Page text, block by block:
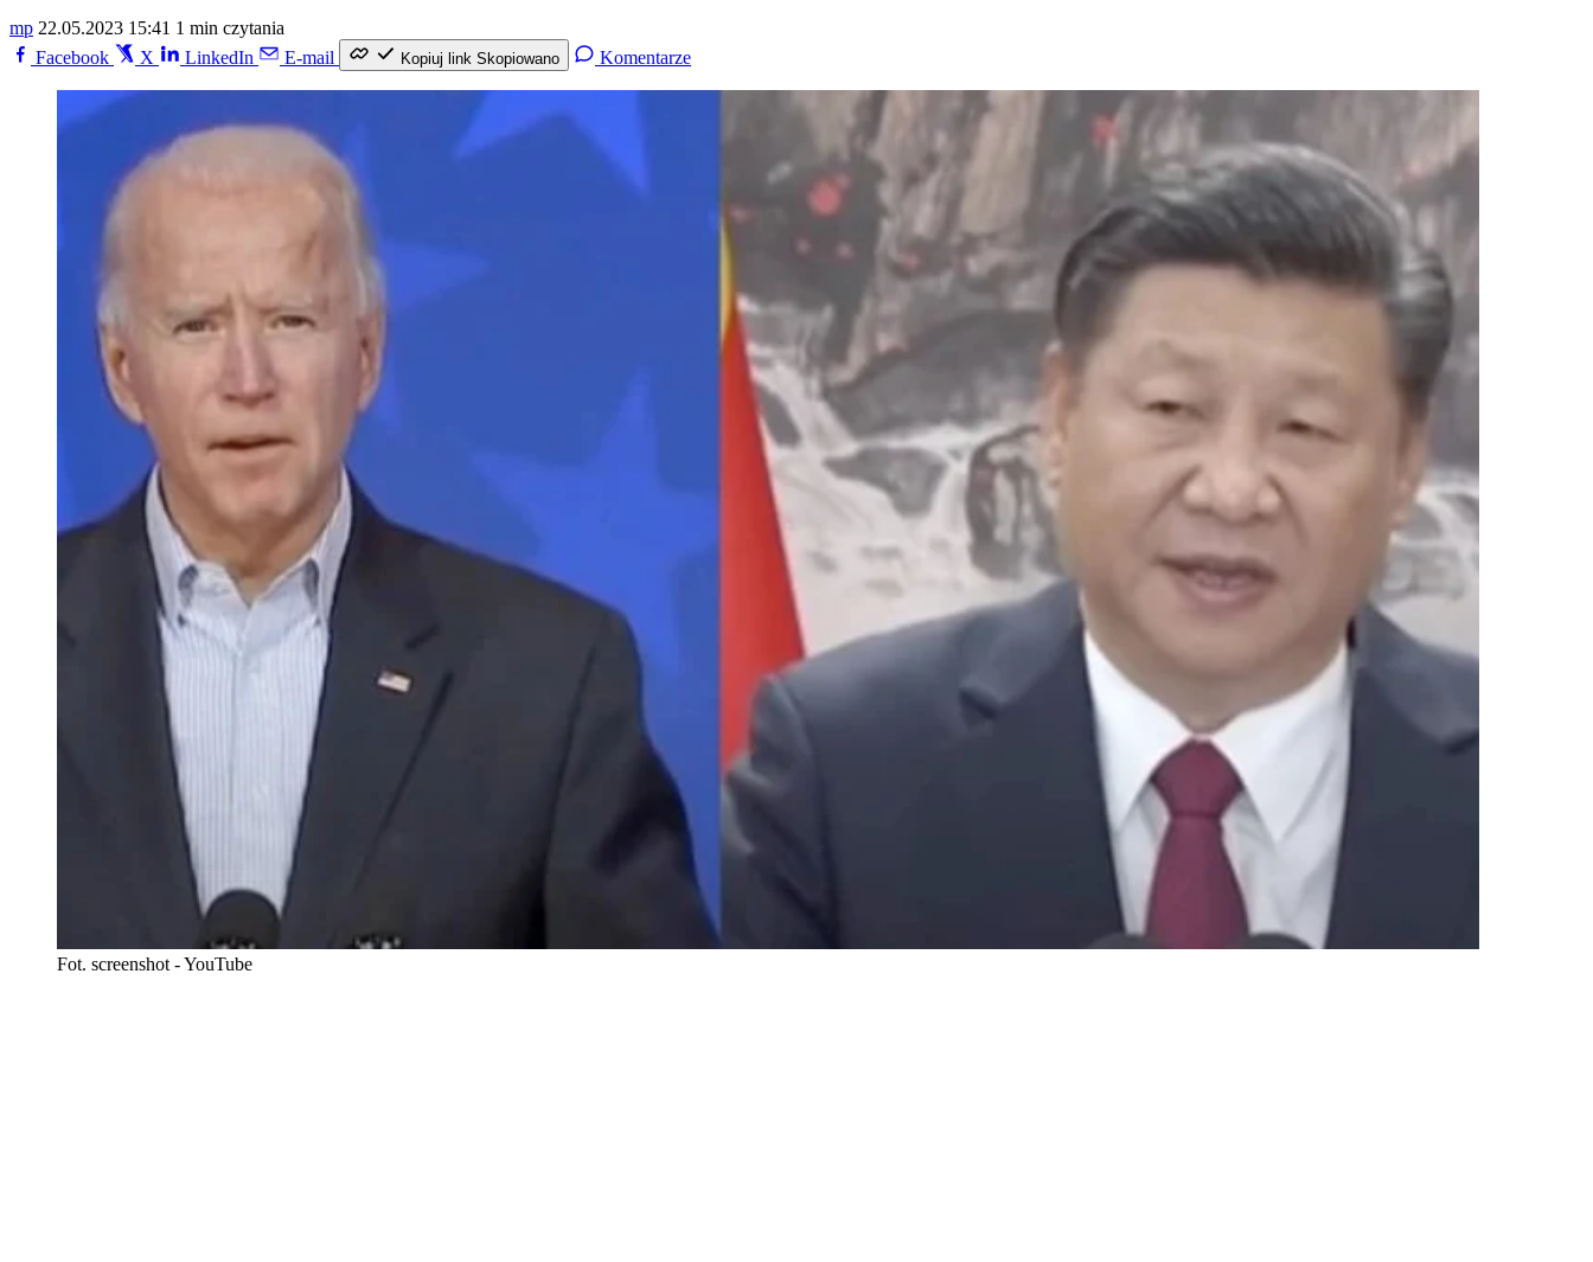
mp 22.05.2023 15:41 1 min czytania
Facebook
X LinkedIn E-mail Kopiuj link Skopiowano Komentarze
Fot. screenshot - YouTube